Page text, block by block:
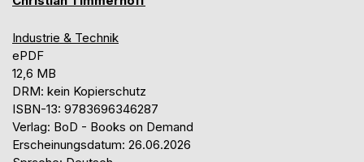
Industrie & Technik
ePDF
12,6 MB
DRM: kein Kopierschutz
ISBN-13: 9783696346287
Verlag: BoD - Books on Demand
Erscheinungsdatum: 26.06.2026